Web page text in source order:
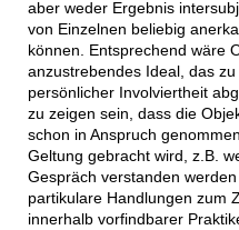
aber weder Ergebnis
von Einzelnen beliebig
können. Entsprechend wäre
anzustrebendes Ideal, das
persönlicher Involviertheit
zu zeigen sein, dass die
schon in Anspruch
Geltung gebracht wird, z.B.
Gespräch verstanden
partikulare Handlungen zum
innerhalb vorfindbarer